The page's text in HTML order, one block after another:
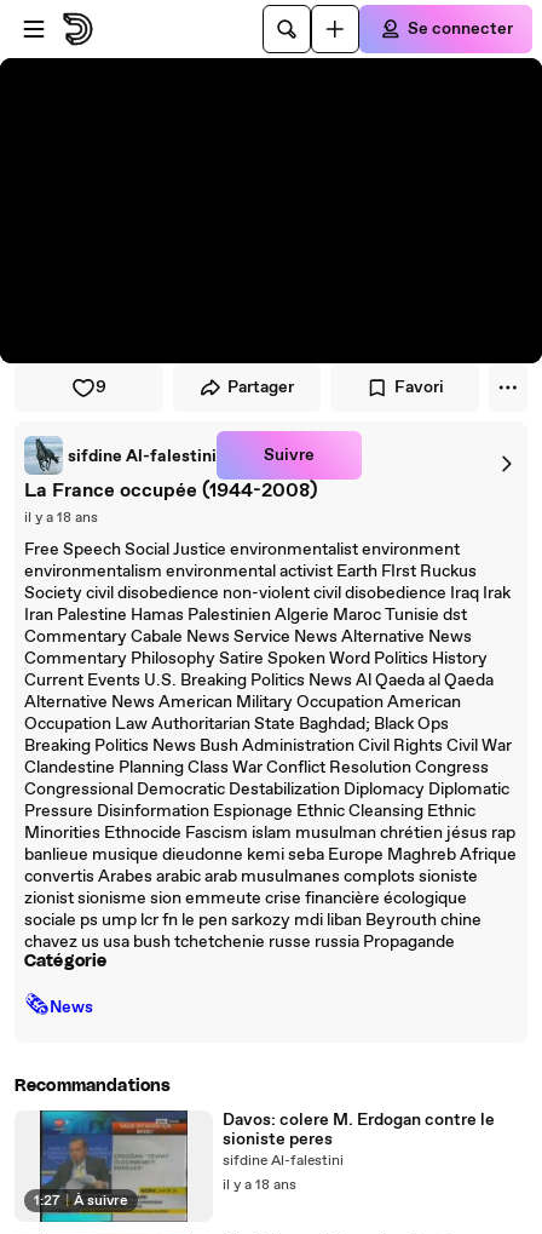
Passer au player
Passer au contenu principal
Se connecter
9 Partager Favori
sifdine Al-falestini Suivre
La France occupée (1944-2008)
il y a 18 ans
Free Speech Social Justice environmentalist environment
environmentalism environmental activist Earth FIrst Ruckus
Society civil disobedience non-violent civil disobedience Iraq Irak
Iran Palestine Hamas Palestinien Algerie Maroc Tunisie dst
Commentary Cabale News Service News Alternative News
Commentary Philosophy Satire Spoken Word Politics History
Current Events U.S. Breaking Politics News Al Qaeda al Qaeda
Alternative News American Military Occupation American
Occupation Law Authoritarian State Baghdad; Black Ops
Breaking Politics News Bush Administration Civil Rights Civil War
Clandestine Planning Class War Conflict Resolution Congress
Congressional Democratic Destabilization Diplomacy Diplomatic
Pressure Disinformation Espionage Ethnic Cleansing Ethnic
Minorities Ethnocide Fascism islam musulman chrétien jésus rap
banlieue musique dieudonne kemi seba Europe Maghreb Afrique
convertis Arabes arabic arab musulmanes complots sioniste
zionist sionisme sion emmeute crise financière écologique
sociale ps ump lcr fn le pen sarkozy mdi liban Beyrouth chine
chavez us usa bush tchetchenie russe russia Propagande
Catégorie
🗞News
Recommandations
1:27 | À suivre
Davos: colere M. Erdogan contre le
sioniste peres
sifdine Al-falestini
il y a 18 ans